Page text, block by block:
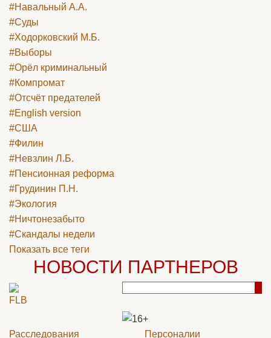
#Навальный А.А.
#Суды
#Ходорковский М.Б.
#Выборы
#Орёл криминальный
#Компромат
#Отсчёт предателей
#English version
#США
#Филин
#Невзлин Л.Б.
#Пенсионная реформа
#Грудинин П.Н.
#Экология
#Ничтонезабыто
#Скандалы недели
Показать все теги
НОВОСТИ ПАРТНЕРОВ
Расследования
Персоналии